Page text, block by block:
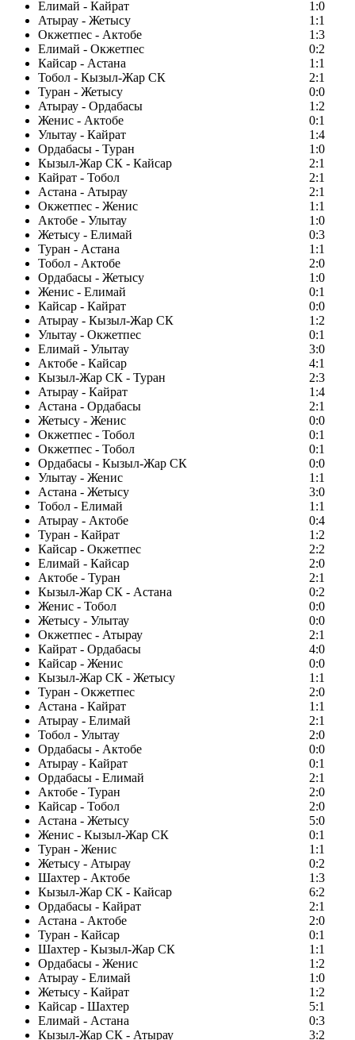
Елимай - Кайрат
1:0
Атырау - Жетысу
1:1
Окжетпес - Актобе
1:3
Елимай - Окжетпес
0:2
Кайсар - Астана
1:1
Тобол - Кызыл-Жар СК
2:1
Туран - Жетысу
0:0
Атырау - Ордабасы
1:2
Женис - Актобе
0:1
Улытау - Кайрат
1:4
Ордабасы - Туран
1:0
Кызыл-Жар СК - Кайсар
2:1
Кайрат - Тобол
2:1
Астана - Атырау
2:1
Окжетпес - Женис
1:1
Актобе - Улытау
1:0
Жетысу - Елимай
0:3
Туран - Астана
1:1
Тобол - Актобе
2:0
Ордабасы - Жетысу
1:0
Женис - Елимай
0:1
Кайсар - Кайрат
0:0
Атырау - Кызыл-Жар СК
1:2
Улытау - Окжетпес
0:1
Елимай - Улытау
3:0
Актобе - Кайсар
4:1
Кызыл-Жар СК - Туран
2:3
Атырау - Кайрат
1:4
Астана - Ордабасы
2:1
Жетысу - Женис
0:0
Окжетпес - Тобол
0:1
Окжетпес - Тобол
0:1
Ордабасы - Кызыл-Жар СК
0:0
Улытау - Женис
1:1
Астана - Жетысу
3:0
Тобол - Елимай
1:1
Атырау - Актобе
0:4
Туран - Кайрат
1:2
Кайсар - Окжетпес
2:2
Елимай - Кайсар
2:0
Актобе - Туран
2:1
Кызыл-Жар СК - Астана
0:2
Женис - Тобол
0:0
Жетысу - Улытау
0:0
Окжетпес - Атырау
2:1
Кайрат - Ордабасы
4:0
Кайсар - Женис
0:0
Кызыл-Жар СК - Жетысу
1:1
Туран - Окжетпес
2:0
Астана - Кайрат
1:1
Атырау - Елимай
2:1
Тобол - Улытау
2:0
Ордабасы - Актобе
0:0
Атырау - Кайрат
0:1
Ордабасы - Елимай
2:1
Актобе - Туран
2:0
Кайсар - Тобол
2:0
Астана - Жетысу
5:0
Женис - Кызыл-Жар СК
0:1
Туран - Женис
1:1
Жетысу - Атырау
0:2
Шахтер - Актобе
1:3
Кызыл-Жар СК - Кайсар
6:2
Ордабасы - Кайрат
2:1
Астана - Актобе
2:0
Туран - Кайсар
0:1
Шахтер - Кызыл-Жар СК
1:1
Ордабасы - Женис
1:2
Атырау - Елимай
1:0
Жетысу - Кайрат
1:2
Кайсар - Шахтер
5:1
Елимай - Астана
0:3
Кызыл-Жар СК - Атырау
3:2